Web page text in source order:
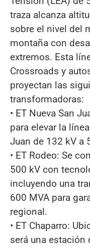
traza alcanza
sobre el nivel del
montaña con
extremos. Esta
Crossroads y
proyectan las
transformadoras:
• ET Nueva San
para elevar la
Juan de 132 kV a
• ET Rodeo: Se
500 kV con
incluyendo una
600 MVA para
regional.
• ET Chaparro:
será una estación